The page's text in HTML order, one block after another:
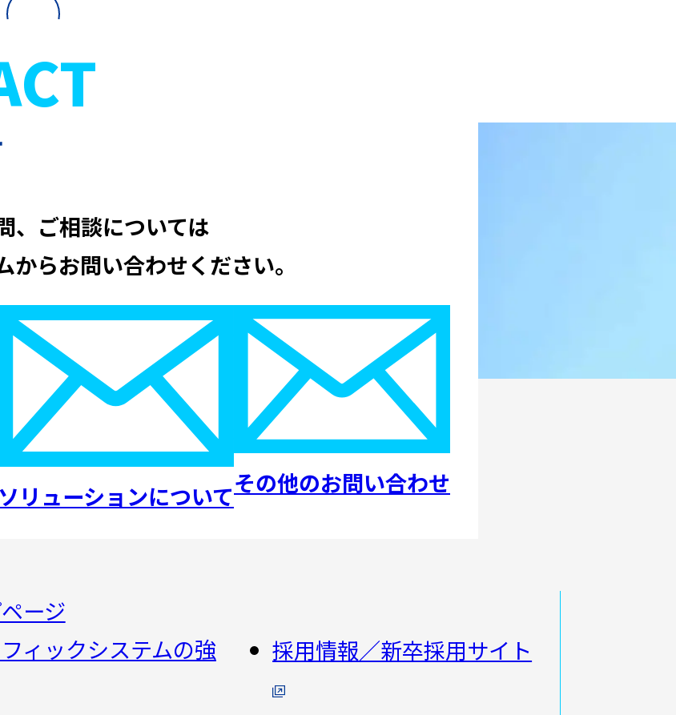
、ご相談については
らお問い合わせください。
ソリューションについてその他のお問い合わせ
ージ
ィックシステムの強
採用情報／新卒採用サイト